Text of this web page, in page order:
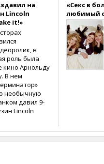
на
Lincoln
it!»
в
роль была
кино Арнольду
В нем
необычную
давил 9-
Lincoln
«Секс в
любимый